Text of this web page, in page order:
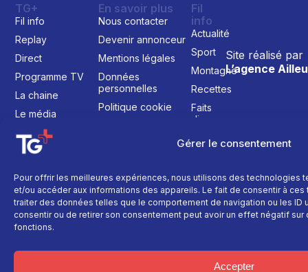
Gérer le consentement
Pour offrir les meilleures expériences, nous utilisons des technologies
et/ou accéder aux informations des appareils. Le fait de consentir à
traiter des données telles que le comportement de navigation ou les ID
consentir ou de retirer son consentement peut avoir un effet négatif
fonctions.
Accepter
Site réalisé par
L’agence
TG+
Fil info
Replay
Direct
Programme TV
La chaine
Le média
En savoir plus
Nous contacter
Devenir annonceur
Mentions légales
Données
personnelles
Politique cookie
Fil
info
Actualité
Sport
Montagne
Recettes
Faits
divers
Événements
Politique
Culture